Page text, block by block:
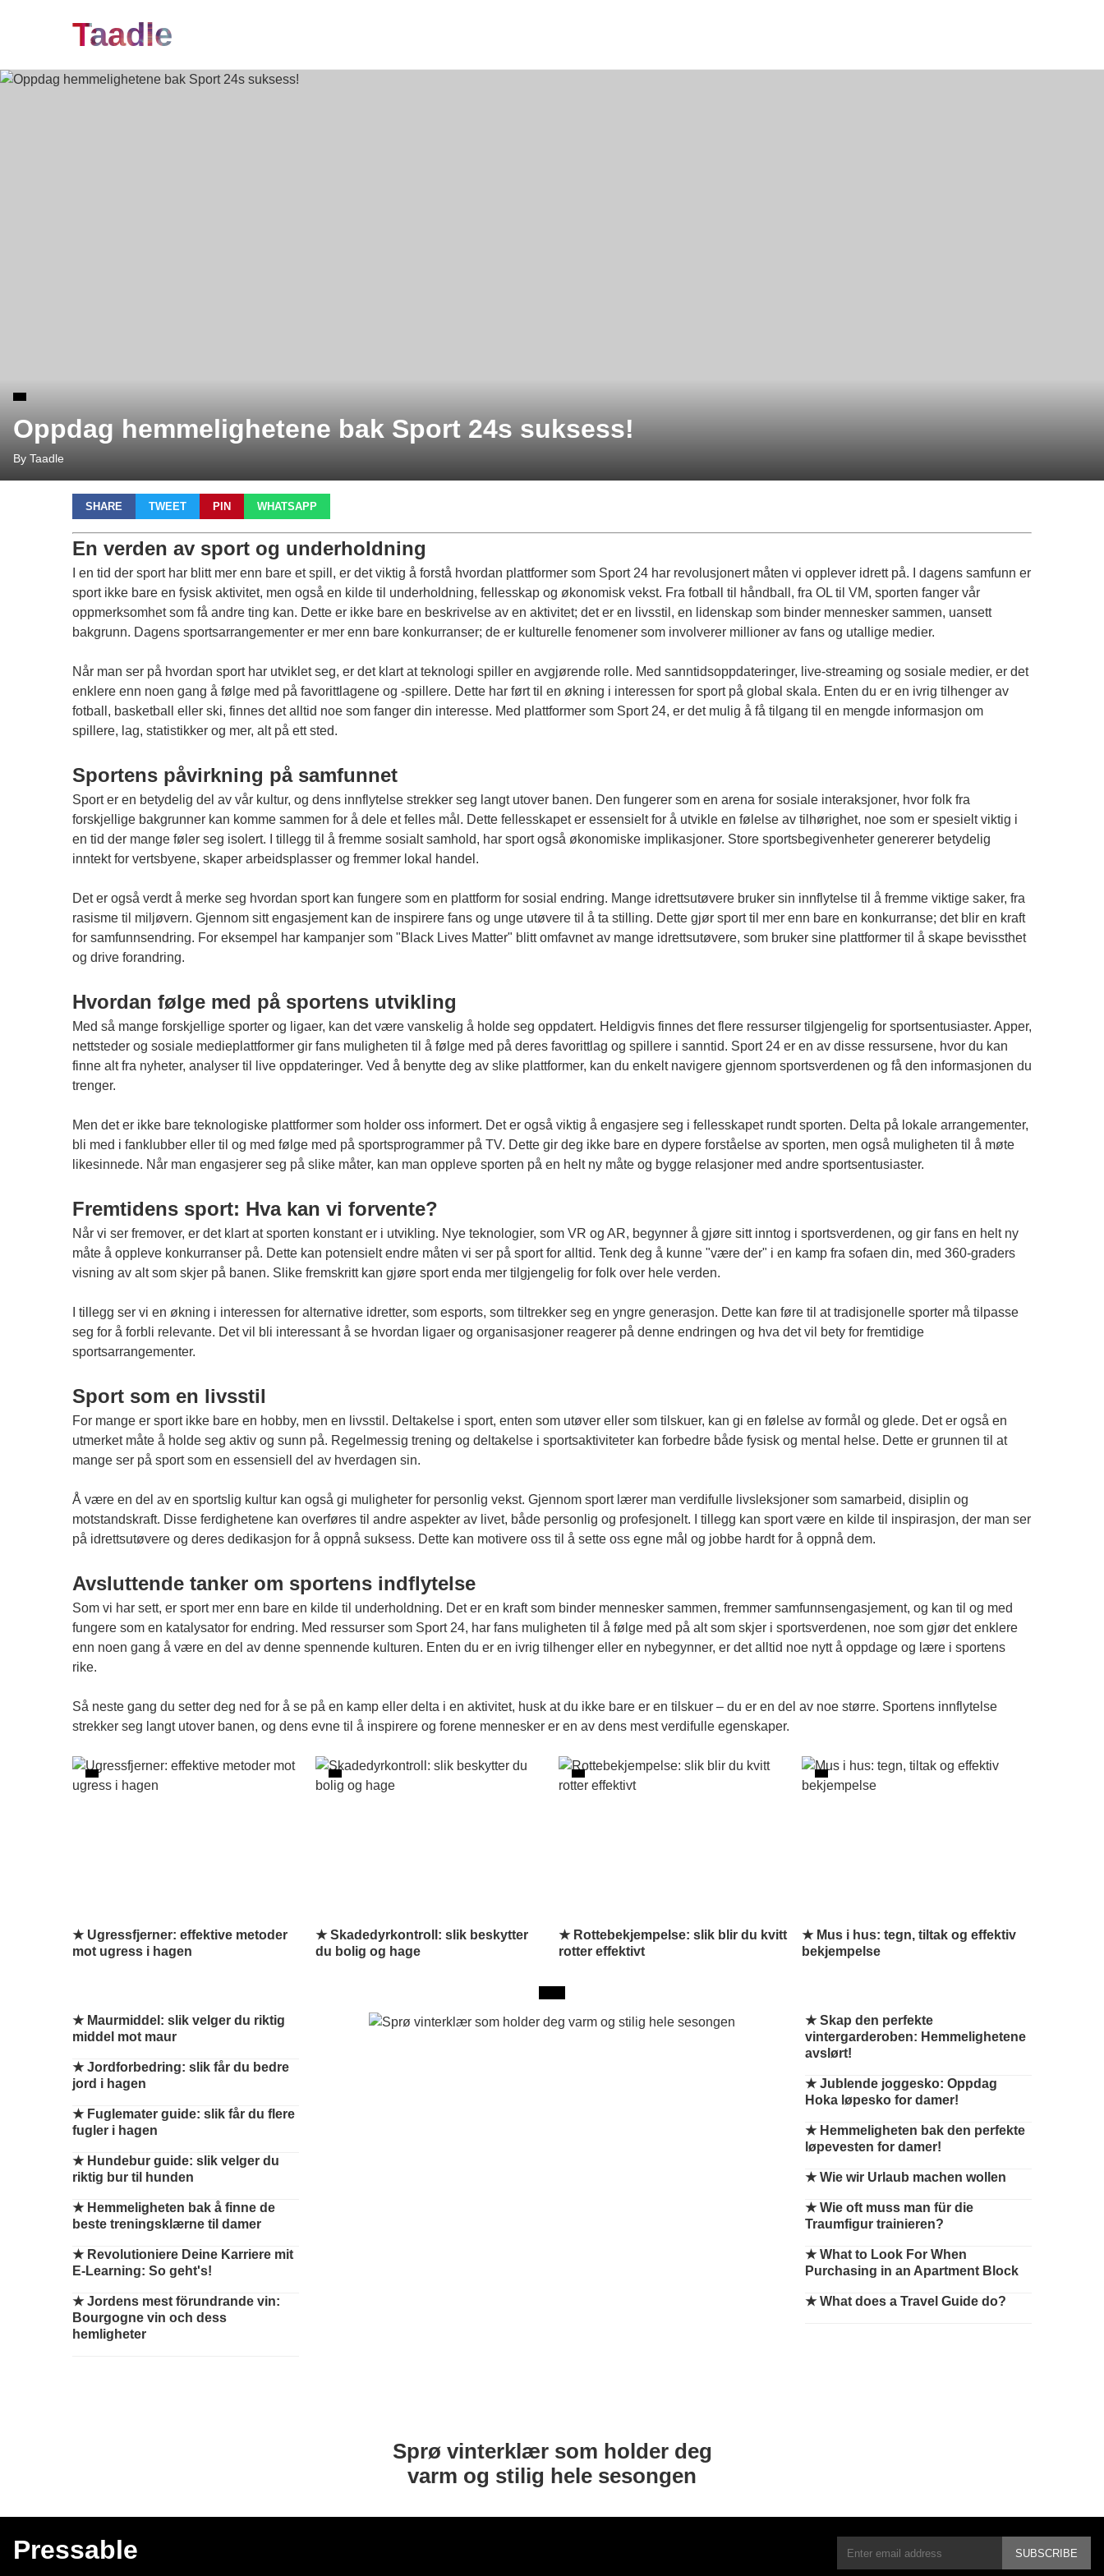
Taadle
Oppdag hemmelighetene bak Sport 24s suksess!
By Taadle
SHARE TWEET PIN WHATSAPP
En verden av sport og underholdning
I en tid der sport har blitt mer enn bare et spill, er det viktig å forstå hvordan plattformer som Sport 24 har revolusjonert måten vi opplever idrett på. I dagens samfunn er
sport ikke bare en fysisk aktivitet, men også en kilde til underholdning, fellesskap og økonomisk vekst. Fra fotball til håndball, fra OL til VM, sporten fanger vår
oppmerksomhet som få andre ting kan. Dette er ikke bare en beskrivelse av en aktivitet; det er en livsstil, en lidenskap som binder mennesker sammen, uansett
bakgrunn. Dagens sportsarrangementer er mer enn bare konkurranser; de er kulturelle fenomener som involverer millioner av fans og utallige medier.
Når man ser på hvordan sport har utviklet seg, er det klart at teknologi spiller en avgjørende rolle. Med sanntidsoppdateringer, live-streaming og sosiale medier, er det
enklere enn noen gang å følge med på favorittlagene og -spillere. Dette har ført til en økning i interessen for sport på global skala. Enten du er en ivrig tilhenger av
fotball, basketball eller ski, finnes det alltid noe som fanger din interesse. Med plattformer som Sport 24, er det mulig å få tilgang til en mengde informasjon om
spillere, lag, statistikker og mer, alt på ett sted.
Sportens påvirkning på samfunnet
Sport er en betydelig del av vår kultur, og dens innflytelse strekker seg langt utover banen. Den fungerer som en arena for sosiale interaksjoner, hvor folk fra
forskjellige bakgrunner kan komme sammen for å dele et felles mål. Dette fellesskapet er essensielt for å utvikle en følelse av tilhørighet, noe som er spesielt viktig i
en tid der mange føler seg isolert. I tillegg til å fremme sosialt samhold, har sport også økonomiske implikasjoner. Store sportsbegivenheter genererer betydelig
inntekt for vertsbyene, skaper arbeidsplasser og fremmer lokal handel.
Det er også verdt å merke seg hvordan sport kan fungere som en plattform for sosial endring. Mange idrettsutøvere bruker sin innflytelse til å fremme viktige saker, fra
rasisme til miljøvern. Gjennom sitt engasjement kan de inspirere fans og unge utøvere til å ta stilling. Dette gjør sport til mer enn bare en konkurranse; det blir en kraft
for samfunnsendring. For eksempel har kampanjer som "Black Lives Matter" blitt omfavnet av mange idrettsutøvere, som bruker sine plattformer til å skape bevissthet
og drive forandring.
Hvordan følge med på sportens utvikling
Med så mange forskjellige sporter og ligaer, kan det være vanskelig å holde seg oppdatert. Heldigvis finnes det flere ressurser tilgjengelig for sportsentusiaster. Apper,
nettsteder og sosiale medieplattformer gir fans muligheten til å følge med på deres favorittlag og spillere i sanntid. Sport 24 er en av disse ressursene, hvor du kan
finne alt fra nyheter, analyser til live oppdateringer. Ved å benytte deg av slike plattformer, kan du enkelt navigere gjennom sportsverdenen og få den informasjonen du
trenger.
Men det er ikke bare teknologiske plattformer som holder oss informert. Det er også viktig å engasjere seg i fellesskapet rundt sporten. Delta på lokale arrangementer,
bli med i fanklubber eller til og med følge med på sportsprogrammer på TV. Dette gir deg ikke bare en dypere forståelse av sporten, men også muligheten til å møte
likesinnede. Når man engasjerer seg på slike måter, kan man oppleve sporten på en helt ny måte og bygge relasjoner med andre sportsentusiaster.
Fremtidens sport: Hva kan vi forvente?
Når vi ser fremover, er det klart at sporten konstant er i utvikling. Nye teknologier, som VR og AR, begynner å gjøre sitt inntog i sportsverdenen, og gir fans en helt ny
måte å oppleve konkurranser på. Dette kan potensielt endre måten vi ser på sport for alltid. Tenk deg å kunne "være der" i en kamp fra sofaen din, med 360-graders
visning av alt som skjer på banen. Slike fremskritt kan gjøre sport enda mer tilgjengelig for folk over hele verden.
I tillegg ser vi en økning i interessen for alternative idretter, som esports, som tiltrekker seg en yngre generasjon. Dette kan føre til at tradisjonelle sporter må tilpasse
seg for å forbli relevante. Det vil bli interessant å se hvordan ligaer og organisasjoner reagerer på denne endringen og hva det vil bety for fremtidige
sportsarrangementer.
Sport som en livsstil
For mange er sport ikke bare en hobby, men en livsstil. Deltakelse i sport, enten som utøver eller som tilskuer, kan gi en følelse av formål og glede. Det er også en
utmerket måte å holde seg aktiv og sunn på. Regelmessig trening og deltakelse i sportsaktiviteter kan forbedre både fysisk og mental helse. Dette er grunnen til at
mange ser på sport som en essensiell del av hverdagen sin.
Å være en del av en sportslig kultur kan også gi muligheter for personlig vekst. Gjennom sport lærer man verdifulle livsleksjoner som samarbeid, disiplin og
motstandskraft. Disse ferdighetene kan overføres til andre aspekter av livet, både personlig og profesjonelt. I tillegg kan sport være en kilde til inspirasjon, der man ser
på idrettsutøvere og deres dedikasjon for å oppnå suksess. Dette kan motivere oss til å sette oss egne mål og jobbe hardt for å oppnå dem.
Avsluttende tanker om sportens indflytelse
Som vi har sett, er sport mer enn bare en kilde til underholdning. Det er en kraft som binder mennesker sammen, fremmer samfunnsengasjement, og kan til og med
fungere som en katalysator for endring. Med ressurser som Sport 24, har fans muligheten til å følge med på alt som skjer i sportsverdenen, noe som gjør det enklere
enn noen gang å være en del av denne spennende kulturen. Enten du er en ivrig tilhenger eller en nybegynner, er det alltid noe nytt å oppdage og lære i sportens
rike.
Så neste gang du setter deg ned for å se på en kamp eller delta i en aktivitet, husk at du ikke bare er en tilskuer – du er en del av noe større. Sportens innflytelse
strekker seg langt utover banen, og dens evne til å inspirere og forene mennesker er en av dens mest verdifulle egenskaper.
★ Ugressfjerner: effektive metoder
mot ugress i hagen
★ Skadedyrkontroll: slik beskytter
du bolig og hage
★ Rottebekjempelse: slik blir du kvitt
rotter effektivt
★ Mus i hus: tegn, tiltak og effektiv
bekjempelse
★ Maurmiddel: slik velger du riktig
middel mot maur
★Jordforbedring: slik får du bedre
jord i hagen
★ Fuglemater guide: slik får du flere
fugler i hagen
★ Hundebur guide: slik velger du
riktig bur til hunden
★ Hemmeligheten bak å finne de
beste treningsklærne til damer
★ Revolutioniere Deine Karriere mit
E-Learning: So geht's!
★Jordens mest förundrande vin:
Bourgogne vin och dess
hemligheter
Sprø vinterklær som holder deg
varm og stilig hele sesongen
★Skap den perfekte
vintergarderoben: Hemmelighetene
avslørt!
★Jublende joggesko: Oppdag
Hoka løpesko for damer!
★ Hemmeligheten bak den perfekte
løpevesten for damer!
★Wie wir Urlaub machen wollen
★Wie oft muss man für die
Traumfigur trainieren?
★What to Look For When
Purchasing in an Apartment Block
★What does a Travel Guide do?
Pressable SUBSCRIBE